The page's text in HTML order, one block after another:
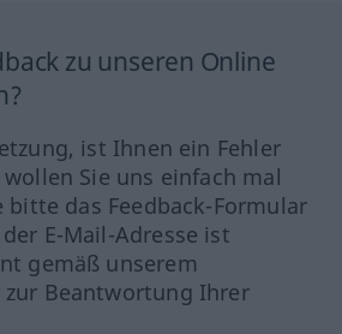
zu unseren Online
ist Ihnen ein Fehler
Sie uns einfach mal
bitte das Feedback-Formular
E-Mail-Adresse ist
gemäß unserem
zur Beantwortung Ihrer